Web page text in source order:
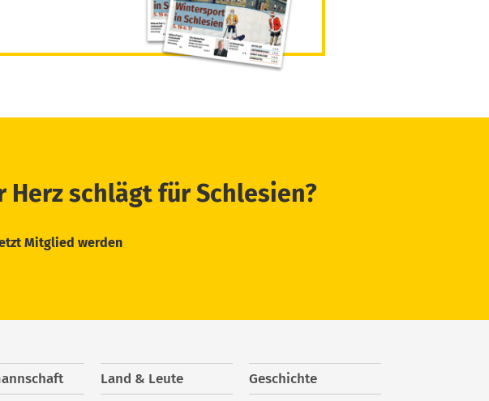
Herz schlägt für Schlesien?
Mitglied werden
Land & Leute
Geschichte